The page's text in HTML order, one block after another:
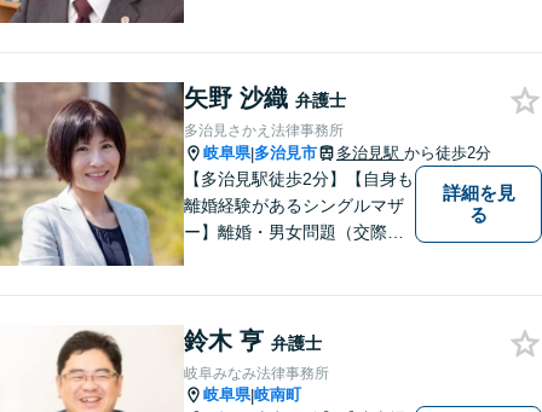
矢野 沙織 弁護士
多治見さかえ法律事務所
岐阜県|多治見市 多治見駅 から徒歩2分
【多治見駅徒歩2分】【自身も
離婚経験があるシングルマザ
ー】離婚・男女問題（交際ト
ご提案いたします。【夫婦カ
ウンセラーの資格あり】
詳細を見
る
鈴木 亨 弁護士
岐阜みなみ法律事務所
岐阜県|岐南町